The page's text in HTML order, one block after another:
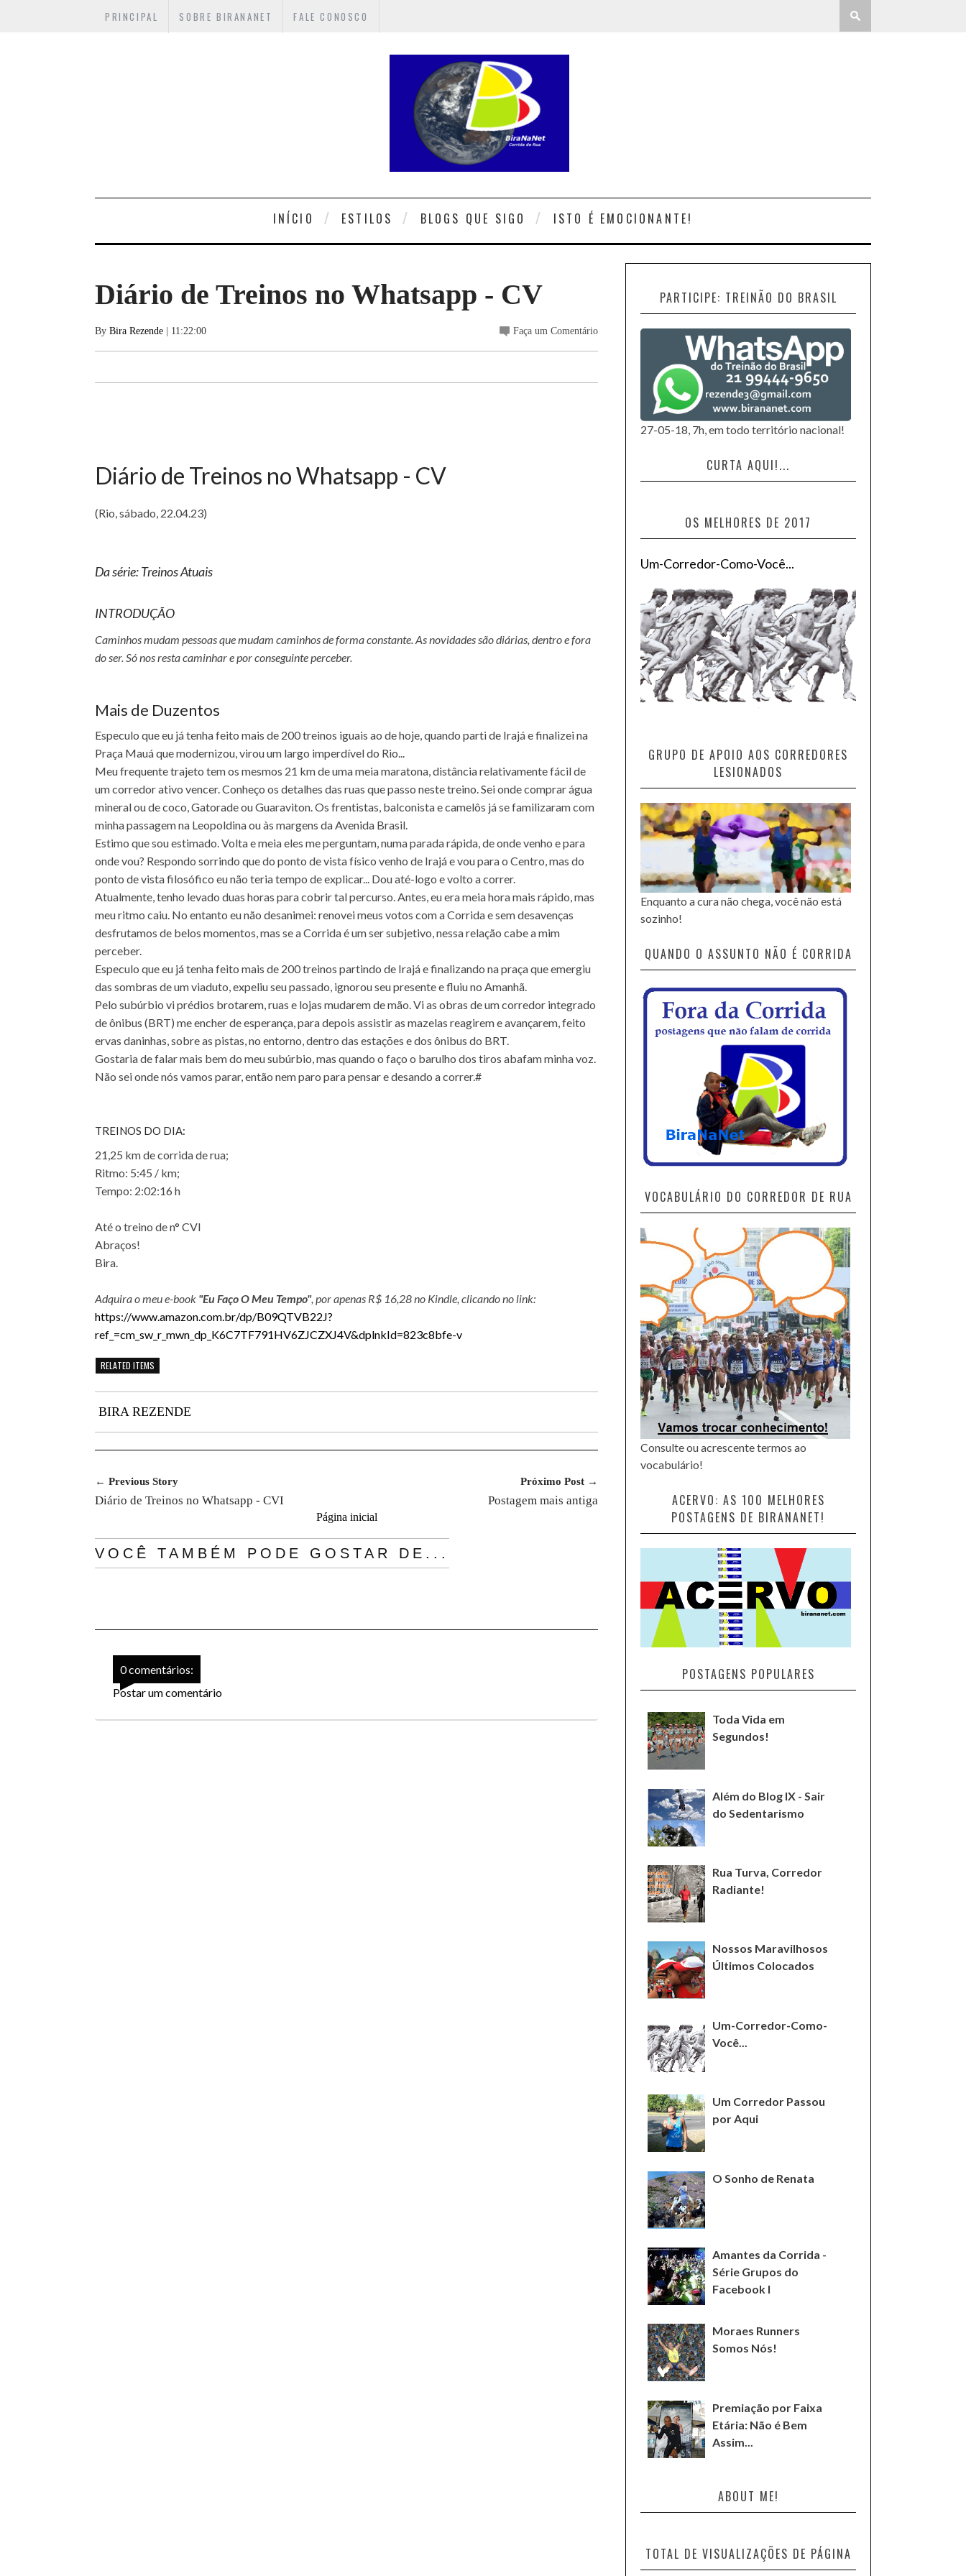
PRINCIPAL SOBRE BIRANANET FALE CONOSCO
INÍCIO ESTILOS BLOGS QUE SIGO ISTO É EMOCIONANTE!
Diário de Treinos no Whatsapp - CV
By Bira Rezende | 11:22:00 Faça um Comentário
Diário de Treinos no Whatsapp - CV
(Rio, sábado, 22.04.23)
Da série: Treinos Atuais
INTRODUÇÃO
Caminhos mudam pessoas que mudam caminhos de forma constante. As novidades são diárias, dentro e fora
do ser. Só nos resta caminhar e por conseguinte perceber.
Mais de Duzentos
Especulo que eu já tenha feito mais de 200 treinos iguais ao de hoje, quando parti de Irajá e finalizei na
Praça Mauá que modernizou, virou um largo imperdível do Rio...
Meu frequente trajeto tem os mesmos 21 km de uma meia maratona, distância relativamente fácil de
um corredor ativo vencer. Conheço os detalhes das ruas que passo neste treino. Sei onde comprar água
mineral ou de coco, Gatorade ou Guaraviton. Os frentistas, balconista e camelôs já se familizaram com
minha passagem na Leopoldina ou às margens da Avenida Brasil.
Estimo que sou estimado. Volta e meia eles me perguntam, numa parada rápida, de onde venho e para
onde vou? Respondo sorrindo que do ponto de vista físico venho de Irajá e vou para o Centro, mas do
ponto de vista filosófico eu não teria tempo de explicar... Dou até-logo e volto a correr.
Atualmente, tenho levado duas horas para cobrir tal percurso. Antes, eu era meia hora mais rápido, mas
meu ritmo caiu. No entanto eu não desanimei: renovei meus votos com a Corrida e sem desavenças
desfrutamos de belos momentos, mas se a Corrida é um ser subjetivo, nessa relação cabe a mim
perceber.
Especulo que eu já tenha feito mais de 200 treinos partindo de Irajá e finalizando na praça que emergiu
das sombras de um viaduto, expeliu seu passado, ignorou seu presente e fluiu no Amanhã.
Pelo subúrbio vi prédios brotarem, ruas e lojas mudarem de mão. Vi as obras de um corredor integrado
de ônibus (BRT) me encher de esperança, para depois assistir as mazelas reagirem e avançarem, feito
ervas daninhas, sobre as pistas, no entorno, dentro das estações e dos ônibus do BRT.
Gostaria de falar mais bem do meu subúrbio, mas quando o faço o barulho dos tiros abafam minha voz.
Não sei onde nós vamos parar, então nem paro para pensar e desando a correr.#
TREINOS DO DIA:
21,25 km de corrida de rua;
Ritmo: 5:45 / km;
Tempo: 2:02:16 h
Até o treino de n° CVI
Abraços!
Bira.
Adquira o meu e-book "Eu Faço O Meu Tempo", por apenas R$ 16,28 no Kindle, clicando no link:
https://www.amazon.com.br/dp/B09QTVB22J?
ref_=cm_sw_r_mwn_dp_K6C7TF791HV6ZJCZXJ4V&dplnkId=823c8bfe-v
RELATED ITEMS
BIRA REZENDE
← Previous Story
Diário de Treinos no Whatsapp - CVI
Próximo Post →
Postagem mais antiga
Página inicial
VOCÊ TAMBÉM PODE GOSTAR DE...
0 comentários:
Postar um comentário
PARTICIPE: TREINÃO DO BRASIL
27-05-18, 7h, em todo território nacional!
CURTA AQUI!...
OS MELHORES DE 2017
Um-Corredor-Como-Você...
GRUPO DE APOIO AOS CORREDORES
LESIONADOS
Enquanto a cura não chega, você não está
sozinho!
QUANDO O ASSUNTO NÃO É CORRIDA
VOCABULÁRIO DO CORREDOR DE RUA
Consulte ou acrescente termos ao
vocabulário!
ACERVO: AS 100 MELHORES
POSTAGENS DE BIRANANET!
POSTAGENS POPULARES
Toda Vida em
Segundos!
Além do Blog IX - Sair
do Sedentarismo
Rua Turva, Corredor
Radiante!
Nossos Maravilhosos
Últimos Colocados
Um-Corredor-Como-
Você...
Um Corredor Passou
por Aqui
O Sonho de Renata
Amantes da Corrida -
Série Grupos do
Facebook I
Moraes Runners
Somos Nós!
Premiação por Faixa
Etária: Não é Bem
Assim...
ABOUT ME!
TOTAL DE VISUALIZAÇÕES DE PÁGINA